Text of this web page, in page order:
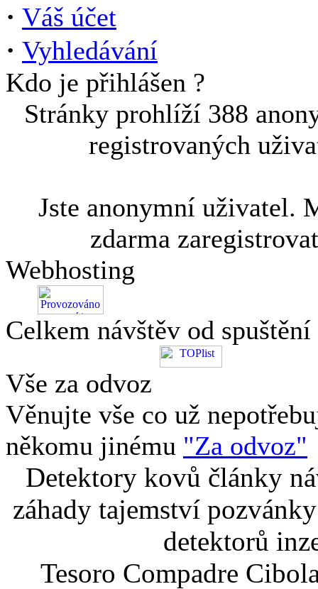
· Váš účet
· Vyhledávání
Kdo je přihlášen ?
Stránky prohlíží 388
registrovaných
Jste anonymní uživatel.
zdarma
Webhosting
Celkem návštěv od
Vše za odvoz
Věnujte vše co už
někomu jinému "Za odvoz"
Detektory kovů články
záhady tajemství
detektorů
Tesoro Compadre